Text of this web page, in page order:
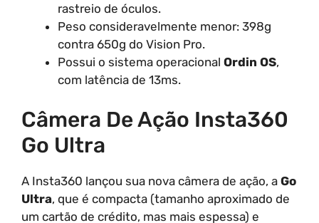
rastreio de óculos.
Peso consideravelmente menor: 398g
contra 650g do Vision Pro.
Possui o sistema operacional Ordin OS,
com latência de 13ms.
Câmera De Ação Insta360
Go Ultra
A Insta360 lançou sua nova câmera de ação, a Go
Ultra, que é compacta (tamanho aproximado de
um cartão de crédito, mas mais espessa) e